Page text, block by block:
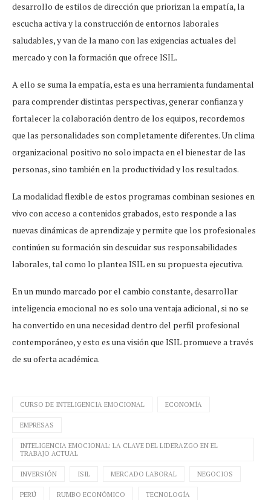
desarrollo de estilos de dirección que priorizan la empatía, la
escucha activa y la construcción de entornos laborales
saludables, y van de la mano con las exigencias actuales del
mercado y con la formación que ofrece ISIL.
A ello se suma la empatía, esta es una herramienta fundamental
para comprender distintas perspectivas, generar confianza y
fortalecer la colaboración dentro de los equipos, recordemos
que las personalidades son completamente diferentes. Un clima
organizacional positivo no solo impacta en el bienestar de las
personas, sino también en la productividad y los resultados.
La modalidad flexible de estos programas combinan sesiones en
vivo con acceso a contenidos grabados, esto responde a las
nuevas dinámicas de aprendizaje y permite que los profesionales
continúen su formación sin descuidar sus responsabilidades
laborales, tal como lo plantea ISIL en su propuesta ejecutiva.
En un mundo marcado por el cambio constante, desarrollar
inteligencia emocional no es solo una ventaja adicional, si no se
ha convertido en una necesidad dentro del perfil profesional
contemporáneo, y esto es una visión que ISIL promueve a través
de su oferta académica.
CURSO DE INTELIGENCIA EMOCIONAL ECONOMÍA
EMPRESAS
INTELIGENCIA EMOCIONAL: LA CLAVE DEL LIDERAZGO EN EL
TRABAJO ACTUAL
INVERSIÓN ISIL MERCADO LABORAL NEGOCIOS
PERÚ RUMBO ECONÓMICO TECNOLOGÍA